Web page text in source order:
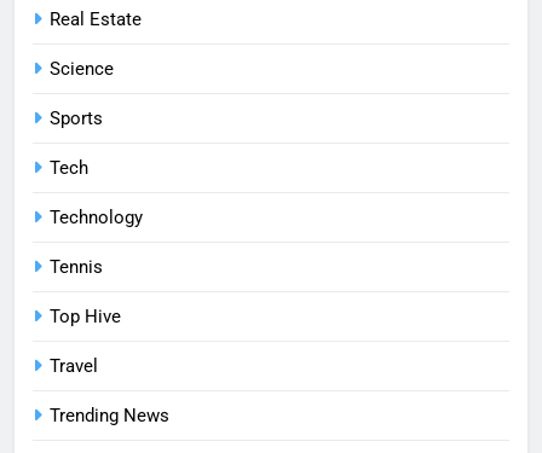
Real Estate
Science
Sports
Tech
Technology
Tennis
Top Hive
Travel
Trending News